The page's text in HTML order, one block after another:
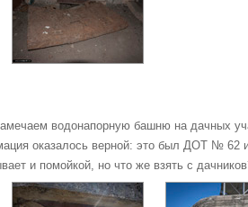
водонапорную башню на дачных
оказалось верной: это был ДОТ № 62
и помойкой, но что же взять с